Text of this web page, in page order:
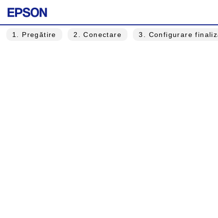
1 . Pregătire 2 . Conectare 3 . Configurare